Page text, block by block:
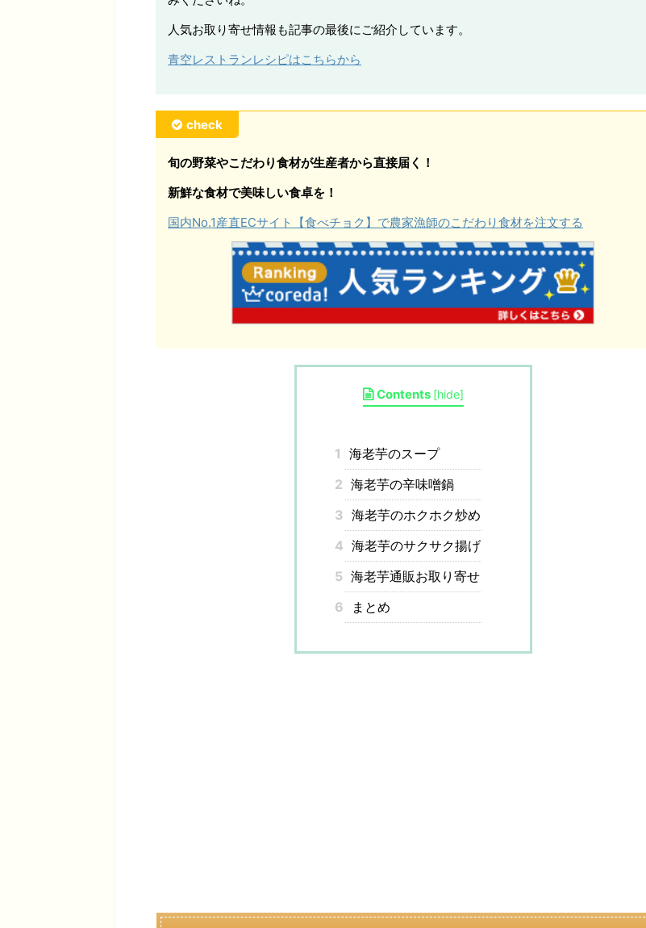
人気お取り寄せ情報も記事の最後にご紹介しています。
青空レストランレシピはこちらから
check
旬の野菜やこだわり食材が生産者から直接届く！
新鮮な食材で美味しい食卓を！
国内No.1産直ECサイト【食べチョク】で農家漁師のこだわり食材を注文する
Contents [hide]
1 海老芋のスープ
2 海老芋の辛味噌鍋
3 海老芋のホクホク炒め
4 海老芋のサクサク揚げ
5 海老芋通販お取り寄せ
6
まとめ